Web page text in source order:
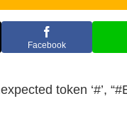
Facebook
token ‘#’,